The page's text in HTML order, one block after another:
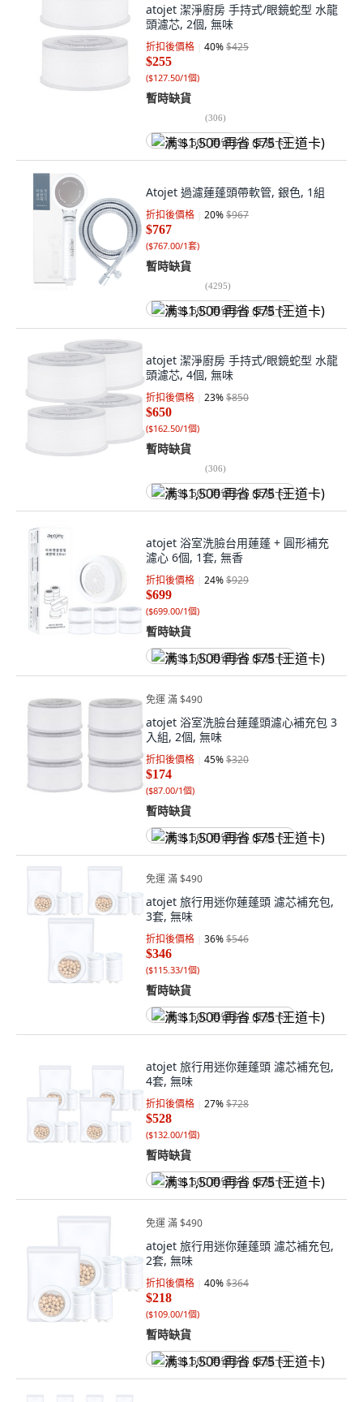
atojet 潔淨廚房 手持式/眼鏡蛇型 水龍
頭濾芯, 2個, 無味
折扣後價格 40%$425
$255
($127.50/1個)
暫時缺貨
(306)
满 $1,500 再省 $75 (王道卡)
Atojet 過濾蓮蓬頭帶軟管, 銀色, 1組
折扣後價格 20%$967
$767
($767.00/1套)
暫時缺貨
(4295)
满 $1,500 再省 $75 (王道卡)
atojet 潔淨廚房 手持式/眼鏡蛇型 水龍
頭濾芯, 4個, 無味
折扣後價格 23%$850
$650
($162.50/1個)
暫時缺貨
(306)
满 $1,500 再省 $75 (王道卡)
atojet 浴室洗臉台用蓮蓬 + 圓形補充
濾心 6個, 1套, 無香
折扣後價格 24%$929
$699
($699.00/1個)
暫時缺貨
满 $1,500 再省 $75 (王道卡)
免運 滿 $490
atojet 浴室洗臉台蓮蓬頭濾心補充包 3
入組, 2個, 無味
折扣後價格 45%$320
$174
($87.00/1個)
暫時缺貨
满 $1,500 再省 $75 (王道卡)
免運 滿 $490
atojet 旅行用迷你蓮蓬頭 濾芯補充包,
3套, 無味
折扣後價格 36%$546
$346
($115.33/1個)
暫時缺貨
满 $1,500 再省 $75 (王道卡)
atojet 旅行用迷你蓮蓬頭 濾芯補充包,
4套, 無味
折扣後價格 27%$728
$528
($132.00/1個)
暫時缺貨
满 $1,500 再省 $75 (王道卡)
免運 滿 $490
atojet 旅行用迷你蓮蓬頭 濾芯補充包,
2套, 無味
折扣後價格 40%$364
$218
($109.00/1個)
暫時缺貨
满 $1,500 再省 $75 (王道卡)